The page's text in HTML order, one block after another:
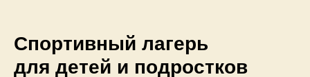
Спортивный лагерь
для детей и подростков